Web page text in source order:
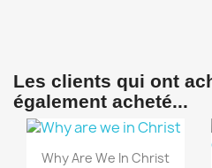
Les clients qui ont
également acheté...
Aperçu rapide
Why Are We In Christ